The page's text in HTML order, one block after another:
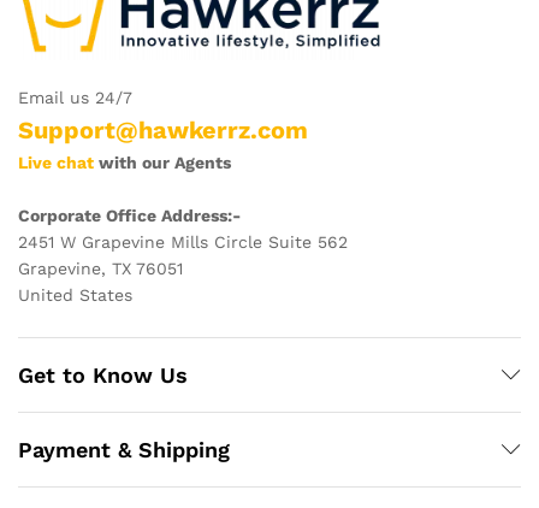
Email us 24/7
Support@hawkerrz.com
Live chat with our Agents
Corporate Office Address:-
2451 W Grapevine Mills Circle Suite 562
Grapevine, TX 76051
United States
Get to Know Us
Payment & Shipping